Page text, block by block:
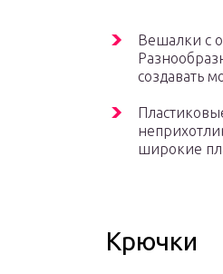
Вешалки с
создавать
широкие
Крючки